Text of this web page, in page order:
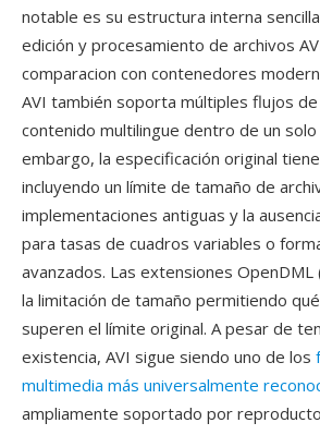
notable es su estructura interna
edición y procesamiento de archivos
comparacion con contenedores
AVI también soporta múltiples flujos
contenido multilingue dentro de un solo
embargo, la especificación original
incluyendo un límite de tamaño de
implementaciones antiguas y la
para tasas de cuadros variables o
avanzados. Las extensiones OpenDML
la limitación de tamaño permitiendo
superen el límite original. A pesar de
existencia, AVI sigue siendo uno de los
multimedia más universalmente
ampliamente soportado por